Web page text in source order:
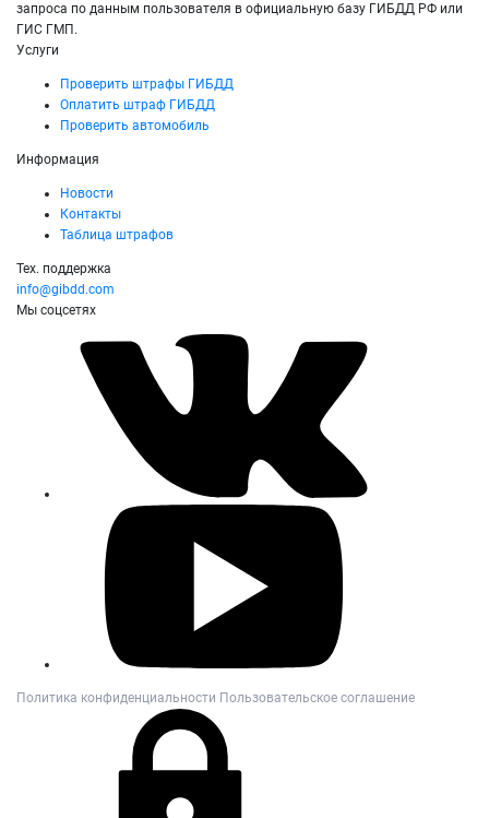
запроса по данным пользователя в официальную базу ГИБДД РФ или
ГИС ГМП.
Услуги
Проверить штрафы ГИБДД
Оплатить штраф ГИБДД
Проверить автомобиль
Информация
Новости
Контакты
Таблица штрафов
Тех. поддержка
info@gibdd.com
Мы соцсетях
Политика конфиденциальности Пользовательское соглашение